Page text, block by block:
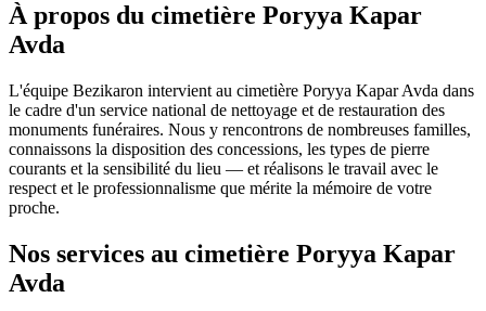
À propos du cimetière Poryya Kapar
Avda
L'équipe Bezikaron intervient au cimetière Poryya Kapar Avda dans
le cadre d'un service national de nettoyage et de restauration des
monuments funéraires. Nous y rencontrons de nombreuses familles,
connaissons la disposition des concessions, les types de pierre
courants et la sensibilité du lieu — et réalisons le travail avec le
respect et le professionnalisme que mérite la mémoire de votre
proche.
Nos services au cimetière Poryya Kapar
Avda